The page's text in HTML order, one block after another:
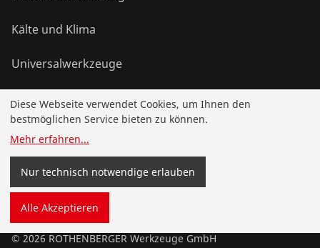
Kälte und Klima
Universalwerkzeuge
Service und Mehrwert
Kontakt
© 2026 ROTHENBERGER Werkzeuge GmbH
Diese Webseite verwendet Cookies, um Ihnen den
bestmöglichen Service bieten zu können.
Mehr erfahren...
Nur technisch notwendige erlauben
Alle Akzeptieren